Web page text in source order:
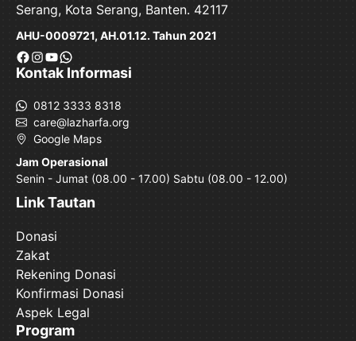
Serang, Kota Serang, Banten. 42117
AHU-0009721, AH.01.12. Tahun 2021
Facebook
Instagram
YouTube
WhatsApp
Kontak Informasi
0812 3333 8318
care@lazharfa.org
Google Maps
Jam Operasional
Senin - Jumat (08.00 - 17.00) Sabtu (08.00 - 12.00)
Link Tautan
Donasi
Zakat
Rekening Donasi
Konfirmasi Donasi
Aspek Legal
Program